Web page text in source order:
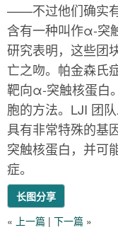
——不过他们确实
含有一种叫作α-突
研究表明，这些团
亡之吻。帕金森氏
靶向α-突触核蛋白
胞的方法。LJI 团
具有非常特殊的基
突触核蛋白，并可
症。
长图分享
« 上一篇 | 下一篇 »